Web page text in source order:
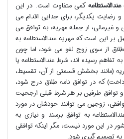
کمی متفاوت است. در این
و رضایت یکدیگر، برای جدایی اقدام می
غیرمالی، از جمله مهریه، به توافق می
بر این است که مهریه عندالاستطاعه به
از سوی زوج لغو می شود، اما چون
تفاهم رسیده اند، شرط عندالاستطاعه یا
(مانند بخشش قسمتی از آن، تقسیط،
که در توافق نامه طلاق درج شود،
و توافق طرفین بر هر شرط قبلی ارجحیت
زوجین می توانند خودشان در مورد
به توافق برسند و نیازی به
در این مورد نیست، مگر اینکه توافقی